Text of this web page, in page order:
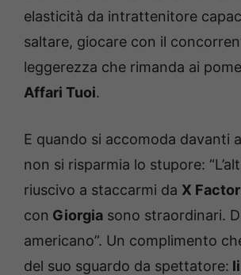
elasticità da intrattenitore
saltare, giocare con il
leggerezza che rimanda ai
Affari Tuoi.
E quando si accomoda davanti
non si risparmia lo stupore:
riuscivo a staccarmi da X Factor
con Giorgia sono straordinari.
americano”. Un complimento
del suo sguardo da spettatore: